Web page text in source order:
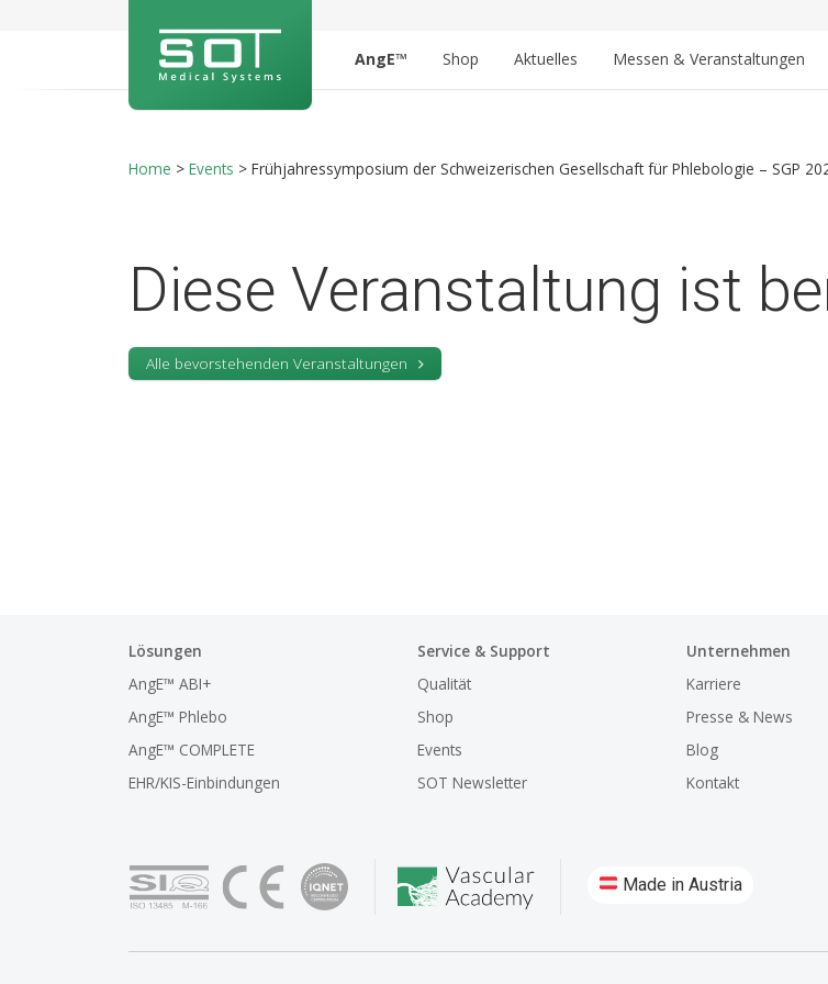
AngE™ Shop Aktuelles Messen & Veranstaltungen
Home > Events > Frühjahressymposium der Schweizerischen Gesellschaft für Phlebologie – SGP
Diese Veranstaltung ist
Alle bevorstehenden Veranstaltungen
Lösungen
AngE™ ABI+
AngE™ Phlebo
AngE™ COMPLETE
EHR/KIS-Einbindungen
Service & Support
Qualität
Shop
Events
SOT Newsletter
Unternehmen
Karriere
Presse & News
Blog
Kontakt
Made in Austria